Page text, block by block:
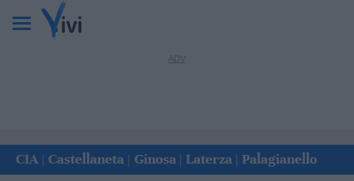
CIA Castellaneta Ginosa Laterza Palagianello